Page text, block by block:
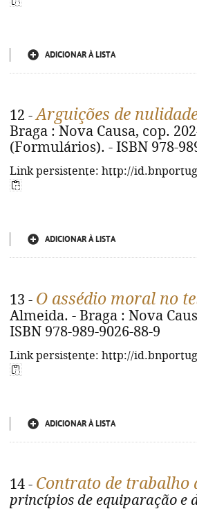
ADICIONAR À LISTA
12 -Arguições de
Braga : Nova Causa, cop.
(Formulários). - ISBN 978-
Link persistente: http://
ADICIONAR À LISTA
13 - O assédio moral no
Almeida. - Braga : Nova
ISBN 978-989-9026-88-9
Link persistente: http://
ADICIONAR À LISTA
14 - Contrato de trabalho
princípios de equiparação e